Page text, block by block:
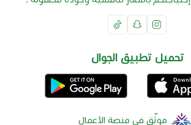
تحميل تطبيق الجوال
موثّق في منصة الأعمال